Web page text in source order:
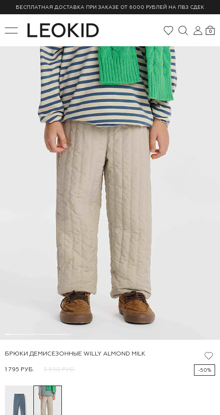
БЕСПЛАТНАЯ ДОСТАВКА ПРИ ЗАКАЗЕ ОТ 6000 РУБЛЕЙ НА ПВЗ СДЕК
0
БРЮКИ ДЕМИСЕЗОННЫЕ WILLY ALMOND MILK
1 795 РУБ. 3 590 РУБ. -50%